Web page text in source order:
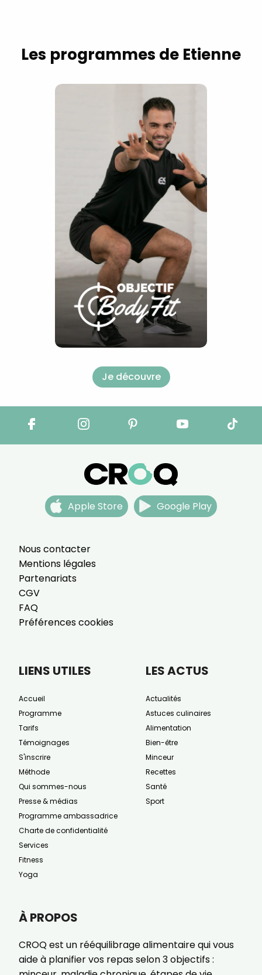
Les programmes de Etienne
Je découvre
Nous contacter
Mentions légales
Partenariats
CGV
FAQ
Préférences cookies
Apple Store Google Play
À PROPOS
CROQ est un rééquilibrage alimentaire qui vous
aide à planifier vos repas selon 3 objectifs :
LIENS UTILES
Accueil
Programme
Tarifs
Témoignages
S'inscrire
Méthode
Qui sommes-nous
Presse & médias
Programme ambassadrice
Charte de confidentialité
Services
Fitness
Yoga
LES ACTUS
Actualités
Astuces culinaires
Alimentation
Bien-être
Minceur
Recettes
Santé
Sport